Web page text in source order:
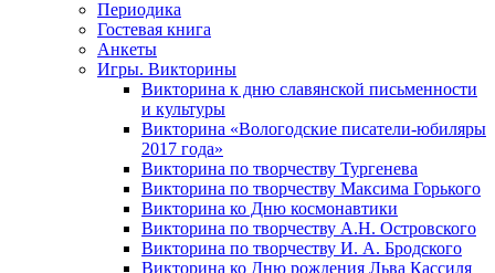
Периодика
Гостевая книга
Анкеты
Игры. Викторины
Викторина к дню славянской письменности
и культуры
Викторина «Вологодские писатели-юбиляры
2017 года»
Викторина по творчеству Тургенева
Викторина по творчеству Максима Горького
Викторина ко Дню космонавтики
Викторина по творчеству А.Н. Островского
Викторина по творчеству И. А. Бродского
Викторина ко Дню рождения Льва Кассиля